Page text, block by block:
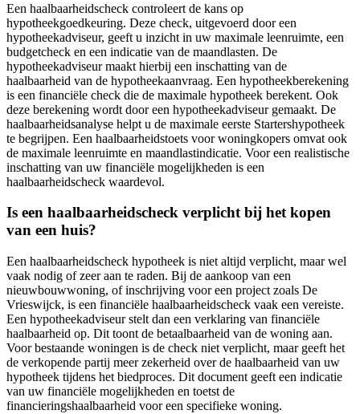
Een haalbaarheidscheck controleert de kans op
hypotheekgoedkeuring. Deze check, uitgevoerd door een
hypotheekadviseur, geeft u inzicht in uw maximale leenruimte, een
budgetcheck en een indicatie van de maandlasten. De
hypotheekadviseur maakt hierbij een inschatting van de
haalbaarheid van de hypotheekaanvraag. Een hypotheekberekening
is een financiële check die de maximale hypotheek berekent. Ook
deze berekening wordt door een hypotheekadviseur gemaakt. De
haalbaarheidsanalyse helpt u de maximale eerste Startershypotheek
te begrijpen. Een haalbaarheidstoets voor woningkopers omvat ook
de maximale leenruimte en maandlastindicatie. Voor een realistische
inschatting van uw financiële mogelijkheden is een
haalbaarheidscheck waardevol.
Is een haalbaarheidscheck verplicht bij het kopen
van een huis?
Een haalbaarheidscheck hypotheek is niet altijd verplicht, maar wel
vaak nodig of zeer aan te raden. Bij de aankoop van een
nieuwbouwwoning, of inschrijving voor een project zoals De
Vrieswijck, is een financiële haalbaarheidscheck vaak een vereiste.
Een hypotheekadviseur stelt dan een verklaring van financiële
haalbaarheid op. Dit toont de betaalbaarheid van de woning aan.
Voor bestaande woningen is de check niet verplicht, maar geeft het
de verkopende partij meer zekerheid over de haalbaarheid van uw
hypotheek tijdens het biedproces. Dit document geeft een indicatie
van uw financiële mogelijkheden en toetst de
financieringshaalbaarheid voor een specifieke woning.